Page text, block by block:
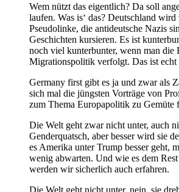
Wem nützt das eigentlich? Da soll
laufen. Was is‘ das? Deutschland
Pseudolinke, die antideutsche Nazis
Geschichten kursieren. Es ist
noch viel kunterbunter, wenn man die
Migrationspolitik verfolgt. Das ist echt
Germany first gibt es ja und zwar als
sich mal die jüngsten Vorträge von
zum Thema Europapolitik zu Gemüte
Die Welt geht zwar nicht unter, auch
Genderquatsch, aber besser wird sie
es Amerika unter Trump besser geht,
wenig abwarten. Und wie es dem
werden wir sicherlich auch erfahren.
Die Welt geht nicht unter, nein, sie